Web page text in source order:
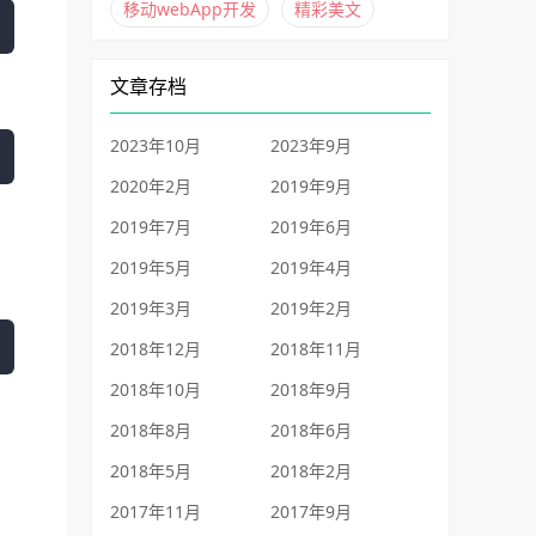
移动webApp开发 精彩美文
文章存档
2023年10月
2023年9月
2020年2月
2019年9月
2019年7月
2019年6月
2019年5月
2019年4月
2019年3月
2019年2月
2018年12月
2018年11月
2018年10月
2018年9月
2018年8月
2018年6月
2018年5月
2018年2月
2017年11月
2017年9月